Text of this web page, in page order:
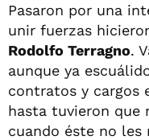
Pasaron por una
unir fuerzas
Rodolfo Terragno.
aunque ya
contratos y cargos
hasta tuvieron que
cuando éste no les